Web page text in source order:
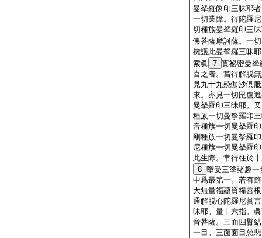
曼拏羅像印三昧耶
一切業障。得陀羅
切種族曼拏羅印三
佛菩薩摩訶薩。一
擁護此曼拏羅三昧
索眞 7 實祕密曼拏
喜之者。當得解脱
見九十九殑伽沙倶
來。亦見一切毘盧
曼拏羅印三昧耶。
種族一切曼拏羅印
音種族一切曼拏羅
剛種族一切曼拏羅
尼種族一切曼拏羅
此生際。常得往於
8 墮受三塗諸趣
中爲最第一。若有
大無量福蘊資糧善
通解脱心陀羅尼眞
昧耶。量十六指。
音菩薩。三面四臂
一目。三面面目慈